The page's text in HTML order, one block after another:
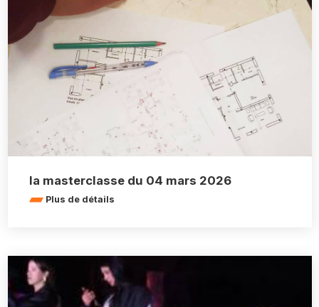
la masterclasse du 04 mars 2026
Plus de détails